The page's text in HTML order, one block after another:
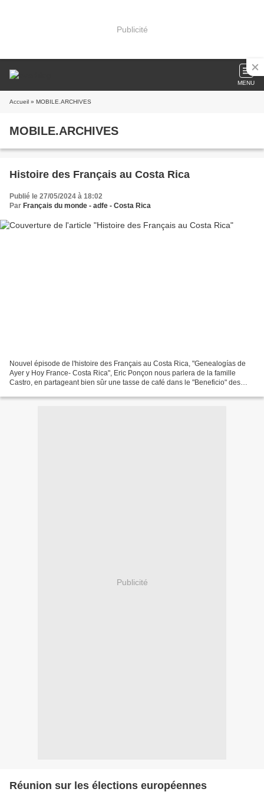
Publicité
MENU
Accueil » MOBILE.ARCHIVES
MOBILE.ARCHIVES
Histoire des Français au Costa Rica
Publié le 27/05/2024 à 18:02
Par Français du monde - adfe - Costa Rica
Nouvel épisode de l'histoire des Français au Costa Rica, "Genealogías de
Ayer y Hoy France- Costa Rica", Eric Ponçon nous parlera de la famille
Castro, en partageant bien sûr une tasse de café dans le "Beneficio" des
Publicité
Réunion sur les élections européennes